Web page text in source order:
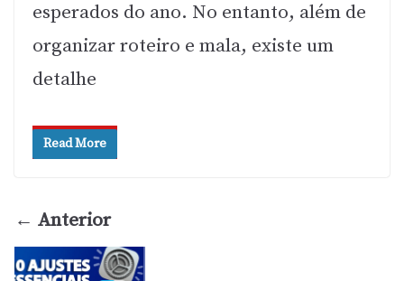
esperados do ano. No entanto, além de
organizar roteiro e mala, existe um
detalhe
Read More
← Anterior